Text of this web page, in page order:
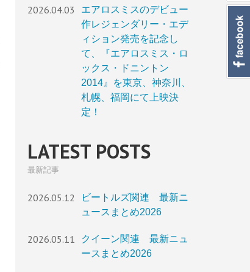
2026.04.03
エアロスミスのデビュー
作レジェンダリー・エデ
ィション発売を記念し
て、『エアロスミス・ロ
ックス・ドニントン
2014』を東京、神奈川、
札幌、福岡にて上映決
定！
LATEST POSTS
最新記事
2026.05.12
ビートルズ関連 最新ニ
ュースまとめ2026
2026.05.11
クイーン関連 最新ニュ
ースまとめ2026